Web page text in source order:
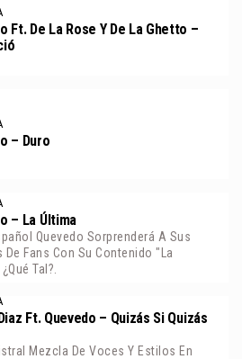
Ft. De La Rose Y De La Ghetto –
– Duro
– La Última
Quevedo Sorprenderá A Sus
De Fans Con Su Contenido "La
Tal?.
Ft. Quevedo – Quizás Si Quizás
Mezcla De Voces Y Estilos En